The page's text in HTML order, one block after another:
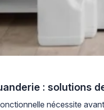
: solutions
nécessite